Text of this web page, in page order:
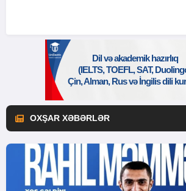
OXŞAR XƏBƏRLƏR